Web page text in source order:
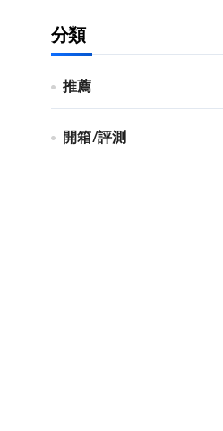
分類
推薦
開箱/評測